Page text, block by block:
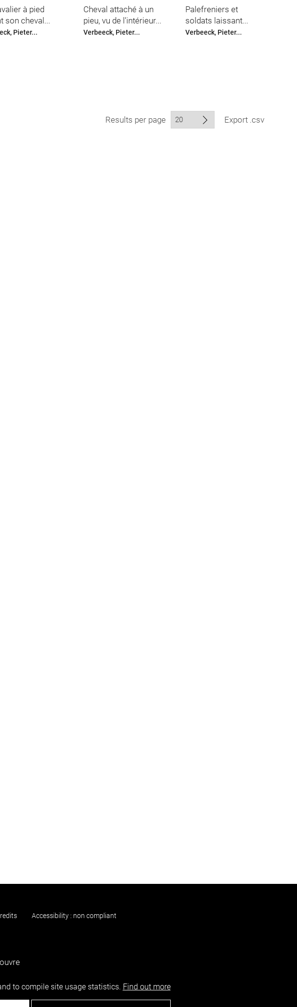
à pied
son cheval...
Pieter...
Cheval attaché à un
pieu, vu de l'intérieur...
Verbeeck, Pieter...
Palefreniers et
soldats laissant...
Verbeeck, Pieter...
Results per page Export .csv
Accessibility : non compliant
to compile site usage statistics. Find out more